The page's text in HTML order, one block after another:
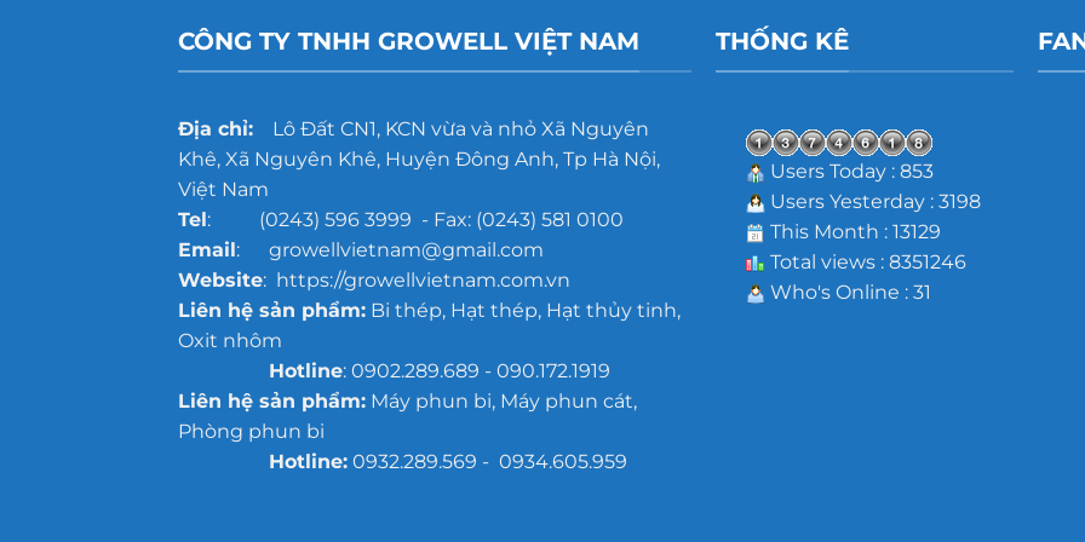
CÔNG TY TNHH GROWELL VIỆT NAM
Địa chỉ:Lô Đất CN1, KCN vừa và nhỏ Xã Nguyên
Khê, Xã Nguyên Khê, Huyện Đông Anh, Tp Hà Nội,
Việt Nam
Tel: (0243) 596 3999 - Fax: (0243) 581 0100
Email: growellvietnam@gmail.com
Website: https://growellvietnam.com.vn
Liên hệ sản phẩm:Bi thép, Hạt thép, Hạt thủy tinh,
Oxit nhôm
Hotline: 0902.289.689 - 090.172.1919
Liên hệ sản phẩm:Máy phun bi, Máy phun cát,
Phòng phun bi
Hotline:0932.289.569 - 0934.605.959
THỐNG KÊ
Users Today : 853
Users Yesterday : 3198
This Month : 13129
Total views : 8351246
Who's Online : 31